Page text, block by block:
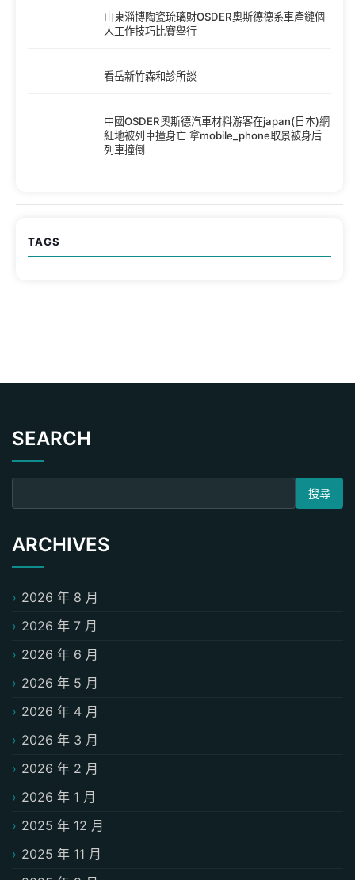
山東淄博陶瓷琉璃財OSDER奧斯德德系車產鏈個
人工作技巧比賽舉行
看岳新竹森和診所談
中國OSDER奧斯德汽車材料游客在japan(日本)網
紅地被列車撞身亡 拿mobile_phone取景被身后
列車撞倒
TAGS
SEARCH
搜尋關鍵字:
ARCHIVES
2026 年 8 月
2026 年 7 月
2026 年 6 月
2026 年 5 月
2026 年 4 月
2026 年 3 月
2026 年 2 月
2026 年 1 月
2025 年 12 月
2025 年 11 月